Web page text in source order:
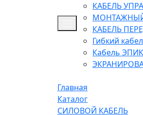
КАБЕЛЬ
КАБЕЛЬ
Гибкий
Кабель ЭПИК
Главная
Каталог
СИЛОВОЙ КАБЕЛЬ